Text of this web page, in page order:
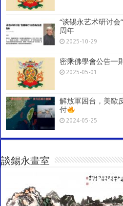
“谈锡永艺术研讨
周年
2025-10-29
密乘佛學會公告一則
2025-05-01
解放軍困台，美歐
付
2024-05-25
談錫永畫室